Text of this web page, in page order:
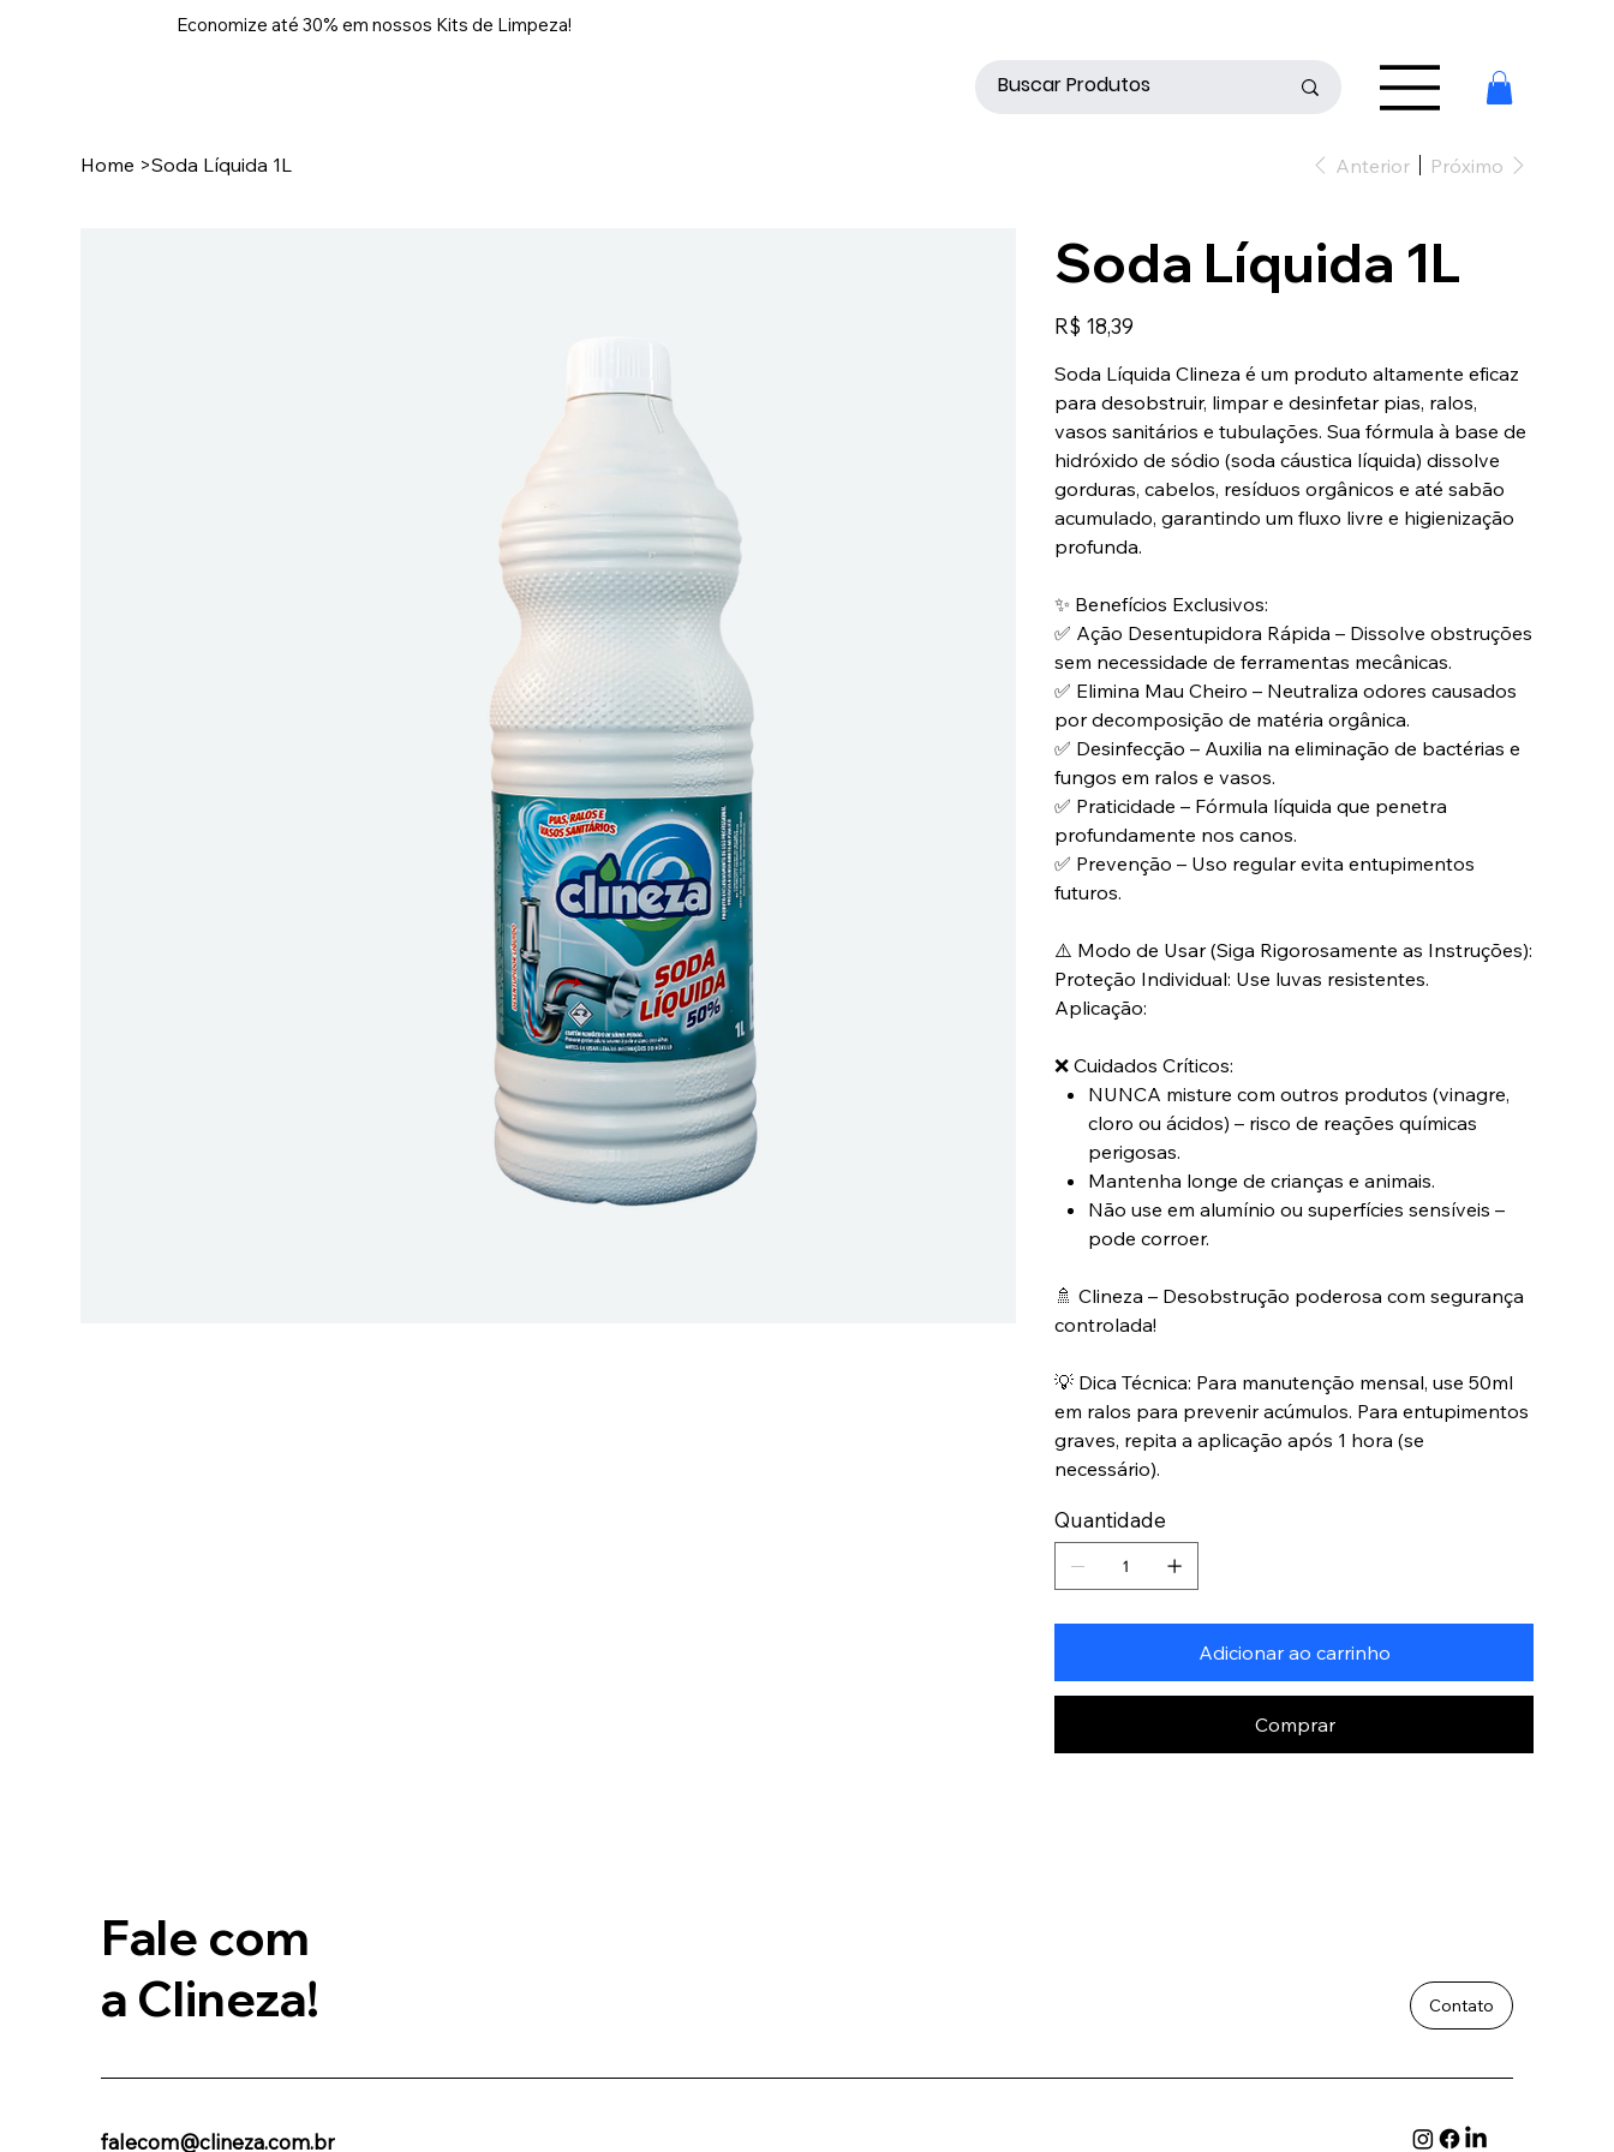
Economize até 30% em nossos Kits de Limpeza!
Home >Soda Líquida 1L Anterior Próximo
Soda Líquida 1L
Preço
R$ 18,39
Soda Líquida Clineza é um produto altamente eficaz
para desobstruir, limpar e desinfetar pias, ralos,
vasos sanitários e tubulações. Sua fórmula à base de
hidróxido de sódio (soda cáustica líquida) dissolve
gorduras, cabelos, resíduos orgânicos e até sabão
acumulado, garantindo um fluxo livre e higienização
profunda.
✨ Benefícios Exclusivos:
✅ Ação Desentupidora Rápida – Dissolve obstruções
sem necessidade de ferramentas mecânicas.
✅ Elimina Mau Cheiro – Neutraliza odores causados
por decomposição de matéria orgânica.
✅ Desinfecção – Auxilia na eliminação de bactérias e
fungos em ralos e vasos.
✅ Praticidade – Fórmula líquida que penetra
profundamente nos canos.
✅ Prevenção – Uso regular evita entupimentos
futuros.
⚠ ️ Modo de Usar (Siga Rigorosamente as Instruções):
Proteção Individual: Use luvas resistentes.
Aplicação:
❌Cuidados Críticos:
NUNCA misture com outros produtos (vinagre,
cloro ou ácidos) – risco de reações químicas
perigosas.
Mantenha longe de crianças e animais.
Não use em alumínio ou superfícies sensíveis –
pode corroer.
🚿 Clineza – Desobstrução poderosa com segurança
controlada!
💡Dica Técnica: Para manutenção mensal, use 50ml
em ralos para prevenir acúmulos. Para entupimentos
graves, repita a aplicação após 1 hora (se
necessário).
Quantidade
Adicionar ao carrinho
Comprar
Fale com
a Clineza!
Contato
falecom@clineza.com.br